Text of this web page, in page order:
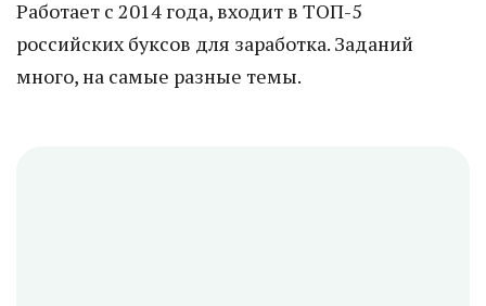
Работает с 2014 года, входит в ТОП-5
российских буксов для заработка. Заданий
много, на самые разные темы.